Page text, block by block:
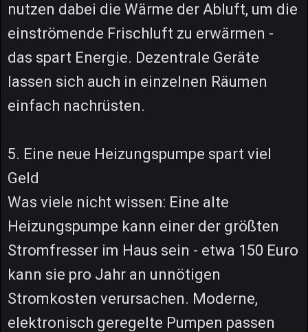
nutzen dabei die Wärme der Abluft, um die
einströmende Frischluft zu erwärmen -
das spart Energie. Dezentrale Geräte
lassen sich auch in einzelnen Räumen
einfach nachrüsten.
5. Eine neue Heizungspumpe spart viel
Geld
Was viele nicht wissen: Eine alte
Heizungspumpe kann einer der größten
Stromfresser im Haus sein - etwa 150 Euro
kann sie pro Jahr an unnötigen
Stromkosten verursachen. Moderne,
elektronisch geregelte Pumpen passen